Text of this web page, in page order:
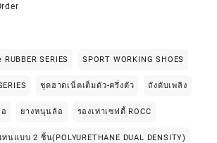
SERIES SPORT WORKING SHOES
ชุดฮาดเน็ตเต็มตัว-ครึ่งตัว ถังดับเพลิง
ยางหนุนล้อ รองเท่าเซฟตี้ ROCC
นแบบ 2 ชิ้น(POLYURETHANE DUAL DENSITY)